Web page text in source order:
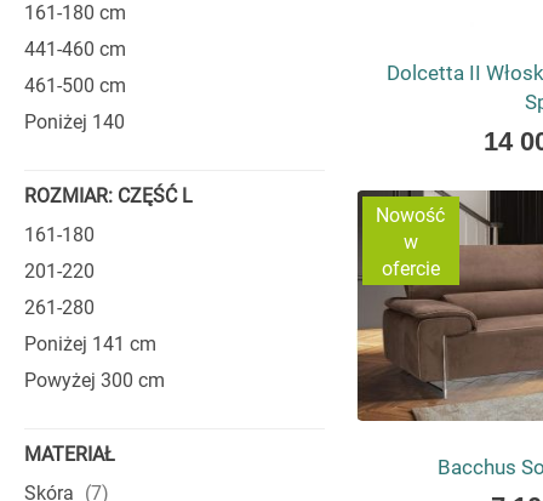
Sofy Costanza
mieszkań,
Zastosowanie
kolei bogactwo
praktyczność.
Dolcetta II
As
as
14
Nowość
w
ofercie
Bacchus
161-180 cm
441-460 cm
461-500 cm
Poniżej 140
ROZMIAR: CZĘŚĆ L
161-180
201-220
261-280
Poniżej 141 cm
Powyżej 300 cm
MATERIAŁ
Skóra
7produkty